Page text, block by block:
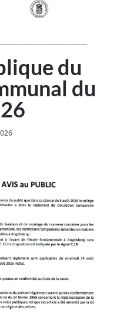
du
du